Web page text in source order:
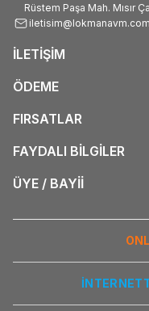
Rüstem Paşa Mah. Mısır
iletisim@lokmanavm.com
İLETİŞİM
ÖDEME
FIRSATLAR
FAYDALI BİLGİLER
ÜYE / BAYİİ